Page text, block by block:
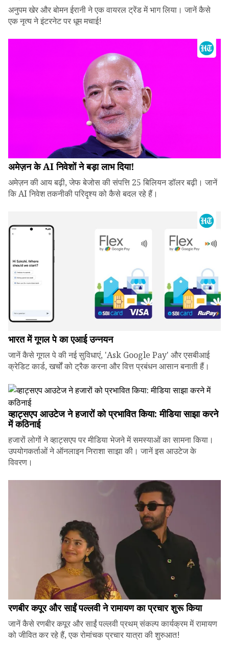
अनुपम खेर और बोमन ईरानी ने एक वायरल ट्रेंड में भाग लिया। जानें कैसे
एक नृत्य ने इंटरनेट पर धूम मचाई!
अमेज़न के AI निवेशों ने बड़ा लाभ दिया!
अमेज़न की आय बढ़ी, जेफ बेजोस की संपत्ति 25 बिलियन डॉलर बढ़ी। जानें
कि AI निवेश तकनीकी परिदृश्य को कैसे बदल रहे हैं।
भारत में गूगल पे का एआई उन्नयन
जानें कैसे गूगल पे की नई सुविधाएं, 'Ask Google Pay' और एसबीआई
क्रेडिट कार्ड, खर्चों को ट्रैक करना और वित्त प्रबंधन आसान बनाती हैं।
व्हाट्सएप आउटेज ने हजारों को प्रभावित किया: मीडिया साझा करने
में कठिनाई
हजारों लोगों ने व्हाट्सएप पर मीडिया भेजने में समस्याओं का सामना किया।
उपयोगकर्ताओं ने ऑनलाइन निराशा साझा की। जानें इस आउटेज के
विवरण।
रणबीर कपूर और साईं पल्लवी ने रामायण का प्रचार शुरू किया
जानें कैसे रणबीर कपूर और साईं पल्लवी प्रथम् संकल्प कार्यक्रम में रामायण
को जीवित कर रहे हैं, एक रोमांचक प्रचार यात्रा की शुरुआत!